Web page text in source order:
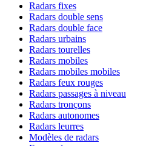
Radars fixes
Radars double sens
Radars double face
Radars urbains
Radars tourelles
Radars mobiles
Radars mobiles mobiles
Radars feux rouges
Radars passages à niveau
Radars tronçons
Radars autonomes
Radars leurres
Modèles de radars